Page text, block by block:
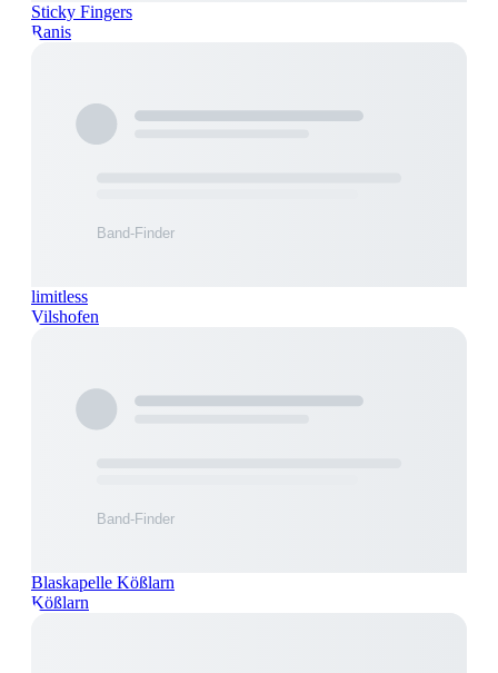
Sticky Fingers
Ranis
limitless
Vilshofen
Blaskapelle Kößlarn
Kößlarn